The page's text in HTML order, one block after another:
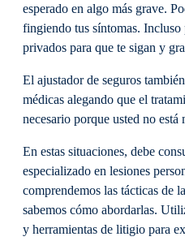
esperado en algo más grave.
fingiendo tus síntomas.
privados para que te sigan y
El ajustador de seguros
médicas alegando que el
necesario porque usted no está
En estas situaciones, debe
especializado en lesiones
comprendemos las tácticas de
sabemos cómo abordarlas.
y herramientas de litigio para